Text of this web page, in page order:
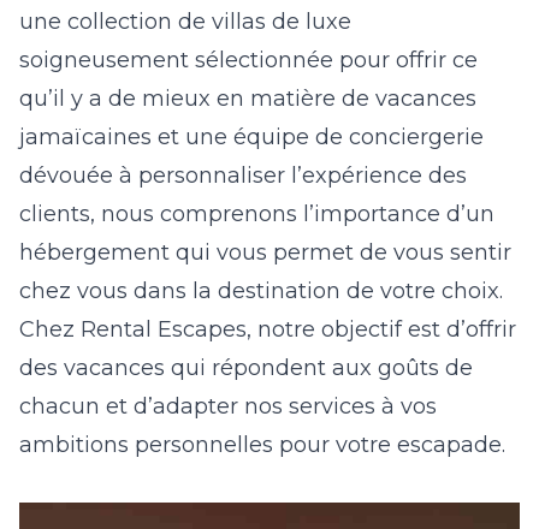
une collection de villas de luxe
soigneusement sélectionnée pour offrir ce
qu’il y a de mieux en matière de vacances
jamaïcaines et une équipe de conciergerie
dévouée à personnaliser l’expérience des
clients, nous comprenons l’importance d’un
hébergement qui vous permet de vous sentir
chez vous dans la destination de votre choix.
Chez Rental Escapes, notre objectif est d’offrir
des vacances qui répondent aux goûts de
chacun et d’adapter nos services à vos
ambitions personnelles pour votre escapade.